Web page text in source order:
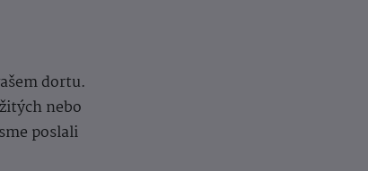
dortu.
nebo
poslali